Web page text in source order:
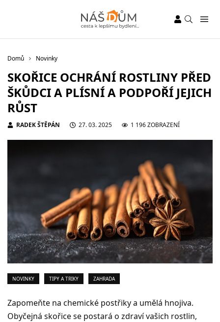
Domů Novinky
SKOŘICE OCHRÁNÍ ROSTLINY PŘED
ŠKŮDCI A PLÍSNÍ A PODPOŘÍ JEJICH
RŮST
RADEK ŠTĚPÁN 27. 03. 2025 1 196 ZOBRAZENÍ
NOVINKY TIPY A TRIKY ZAHRADA
Zapomeňte na chemické postřiky a umělá hnojiva.
Obyčejná skořice se postará o zdraví vašich rostlin,